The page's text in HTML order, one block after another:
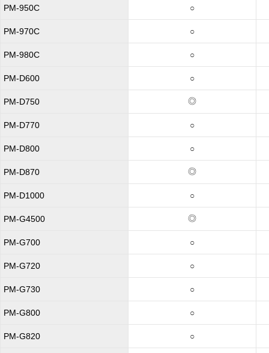
PM-950C ○
PM-970C ○
PM-980C ○
PM-D600 ○
PM-D750 ◎
PM-D770 ○
PM-D800 ○
PM-D870 ◎
PM-D1000 ○
PM-G4500 ◎
PM-G700 ○
PM-G720 ○
PM-G730 ○
PM-G800 ○
PM-G820 ○